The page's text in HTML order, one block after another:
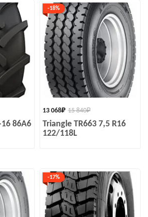
86A6
-18%
15 840₽
13 068₽
Triangle TR663 7,5 R16
122/118L
-17%